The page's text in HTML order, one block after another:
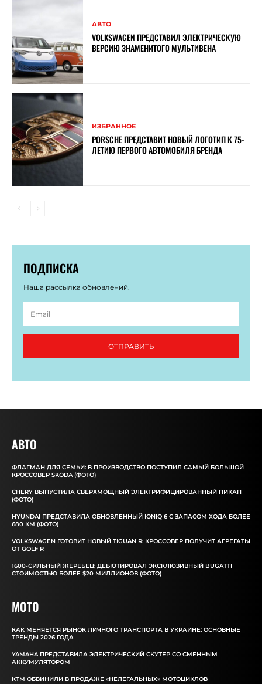
АВТО
VOLKSWAGEN ПРЕДСТАВИЛ ЭЛЕКТРИЧЕСКУЮ
ВЕРСИЮ ЗНАМЕНИТОГО МУЛЬТИВЕНА
ИЗБРАННОЕ
PORSCHE ПРЕДСТАВИТ НОВЫЙ ЛОГОТИП К 75-
ЛЕТИЮ ПЕРВОГО АВТОМОБИЛЯ БРЕНДА
ПОДПИСКА
Наша рассылка обновлений.
ОТПРАВИТЬ
АВТО
ФЛАГМАН ДЛЯ СЕМЬИ: В ПРОИЗВОДСТВО ПОСТУПИЛ САМЫЙ БОЛЬШОЙ
КРОССОВЕР SKODA (ФОТО)
CHERY ВЫПУСТИЛА СВЕРХМОЩНЫЙ ЭЛЕКТРИФИЦИРОВАННЫЙ ПИКАП
(ФОТО)
HYUNDAI ПРЕДСТАВИЛА ОБНОВЛЕННЫЙ IONIQ 6 С ЗАПАСОМ ХОДА БОЛЕЕ
680 КМ (ФОТО)
VOLKSWAGEN ГОТОВИТ НОВЫЙ TIGUAN R: КРОССОВЕР ПОЛУЧИТ АГРЕГАТЫ
ОТ GOLF R
1600-СИЛЬНЫЙ ЖЕРЕБЕЦ: ДЕБЮТИРОВАЛ ЭКСКЛЮЗИВНЫЙ BUGATTI
СТОИМОСТЬЮ БОЛЕЕ $20 МИЛЛИОНОВ (ФОТО)
MOTO
КАК МЕНЯЕТСЯ РЫНОК ЛИЧНОГО ТРАНСПОРТА В УКРАИНЕ: ОСНОВНЫЕ
ТРЕНДЫ 2026 ГОДА
YAMAHA ПРЕДСТАВИЛА ЭЛЕКТРИЧЕСКИЙ СКУТЕР СО СМЕННЫМ
АККУМУЛЯТОРОМ
КТМ ОБВИНИЛИ В ПРОДАЖЕ «НЕЛЕГАЛЬНЫХ» МОТОЦИКЛОВ